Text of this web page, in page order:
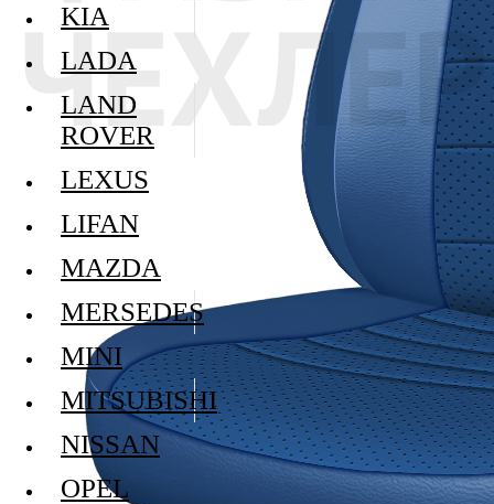
KIA
LADA
LAND
ROVER
LEXUS
LIFAN
MAZDA
MERSEDES
MINI
MITSUBISHI
NISSAN
OPEL